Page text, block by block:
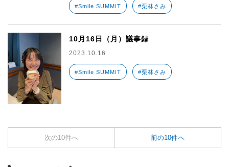
#Smile SUMMIT #栗林さみ
10月16日（月）議事録
2023.10.16
#Smile SUMMIT #栗林さみ
次の10件へ 前の10件へ